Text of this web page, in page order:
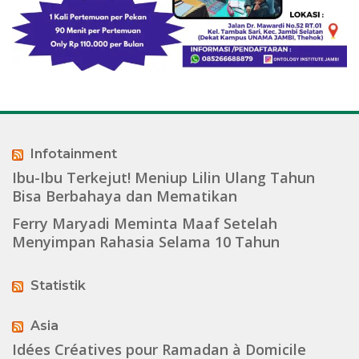
Infotainment
Ibu-Ibu Terkejut! Meniup Lilin Ulang Tahun
Bisa Berbahaya dan Mematikan
Ferry Maryadi Meminta Maaf Setelah
Menyimpan Rahasia Selama 10 Tahun
Statistik
Asia
Idées Créatives pour Ramadan à Domicile